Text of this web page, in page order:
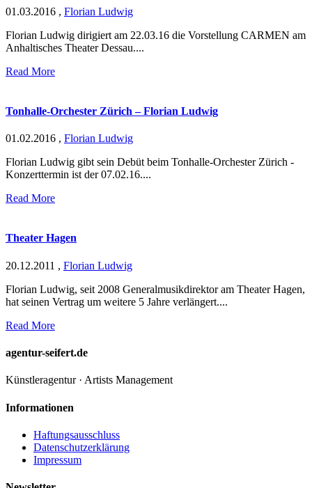
01.03.2016 , Florian Ludwig
Florian Ludwig dirigiert am 22.03.16 die Vorstellung CARMEN am
Anhaltisches Theater Dessau....
Read More
Tonhalle-Orchester Zürich – Florian Ludwig
01.02.2016 , Florian Ludwig
Florian Ludwig gibt sein Debüt beim Tonhalle-Orchester Zürich -
Konzerttermin ist der 07.02.16....
Read More
Theater Hagen
20.12.2011 , Florian Ludwig
Florian Ludwig, seit 2008 Generalmusikdirektor am Theater Hagen,
hat seinen Vertrag um weitere 5 Jahre verlängert....
Read More
agentur-seifert.de
Künstleragentur · Artists Management
Informationen
Haftungsausschluss
Datenschutzerklärung
Impressum